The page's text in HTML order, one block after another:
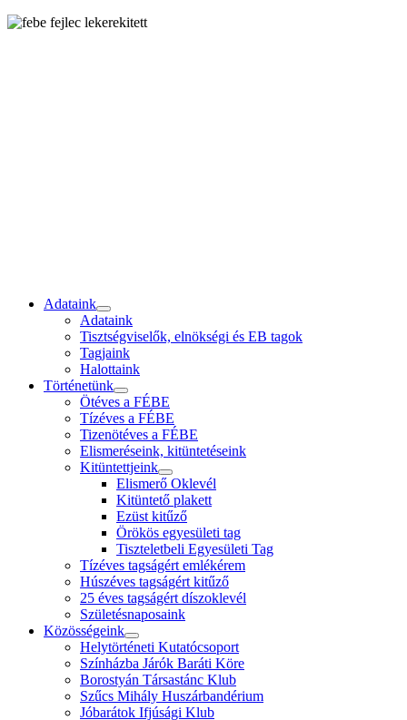
Adataink
Adataink
Tisztségviselők, elnökségi és EB tagok
Tagjaink
Halottaink
Történetünk
Ötéves a FÉBE
Tízéves a FÉBE
Tizenötéves a FÉBE
Elismeréseink, kitüntetéseink
Kitüntettjeink
Elismerő Oklevél
Kitüntető plakett
Ezüst kitűző
Örökös egyesületi tag
Tiszteletbeli Egyesületi Tag
Tízéves tagságért emlékérem
Húszéves tagságért kitűző
25 éves tagságért díszoklevél
Születésnaposaink
Közösségeink
Helytörténeti Kutatócsoport
Színházba Járók Baráti Köre
Borostyán Társastánc Klub
Szűcs Mihály Huszárbandérium
Jóbarátok Ifjúsági Klub